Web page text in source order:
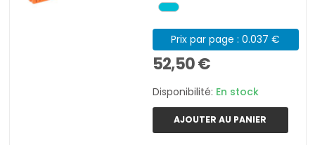
Prix par page : 0.037 €
52,50 €
Disponibilité: En stock
AJOUTER AU PANIER